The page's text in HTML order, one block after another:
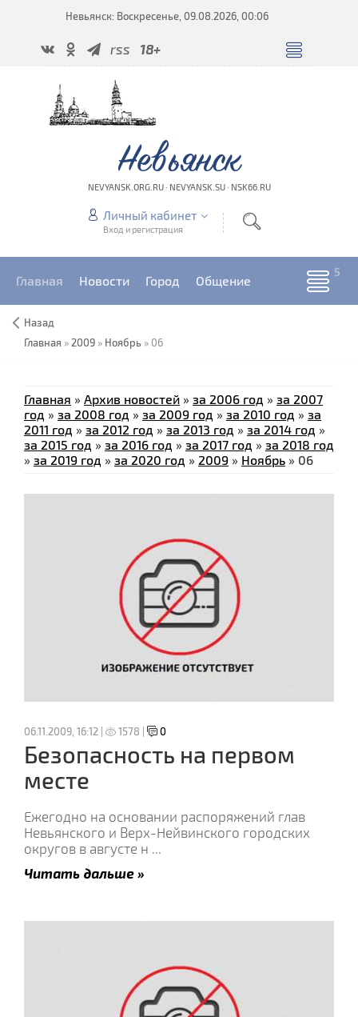
Невьянск: Воскресенье, 09.08.2026, 00:06
rss 18+
Невьянск
NEVYANSK.ORG.RU · NEVYANSK.SU · NSK66.RU
Личный кабинет
Вход и регистрация
Главная Новости Город Общение
Назад
Главная » 2009 » Ноябрь » 06
Главная » Архив новостей » за 2006 год » за 2007
год » за 2008 год » за 2009 год » за 2010 год » за
2011 год » за 2012 год » за 2013 год » за 2014 год »
за 2015 год » за 2016 год » за 2017 год » за 2018 год
» за 2019 год » за 2020 год » 2009 » Ноябрь » 06
06.11.2009, 16:12 | 1578 | 0
Безопасность на первом
месте
Ежегодно на основании распоряжений глав
Невьянского и Верх-Нейвинского городских
округов в августе н ...
Читать дальше »